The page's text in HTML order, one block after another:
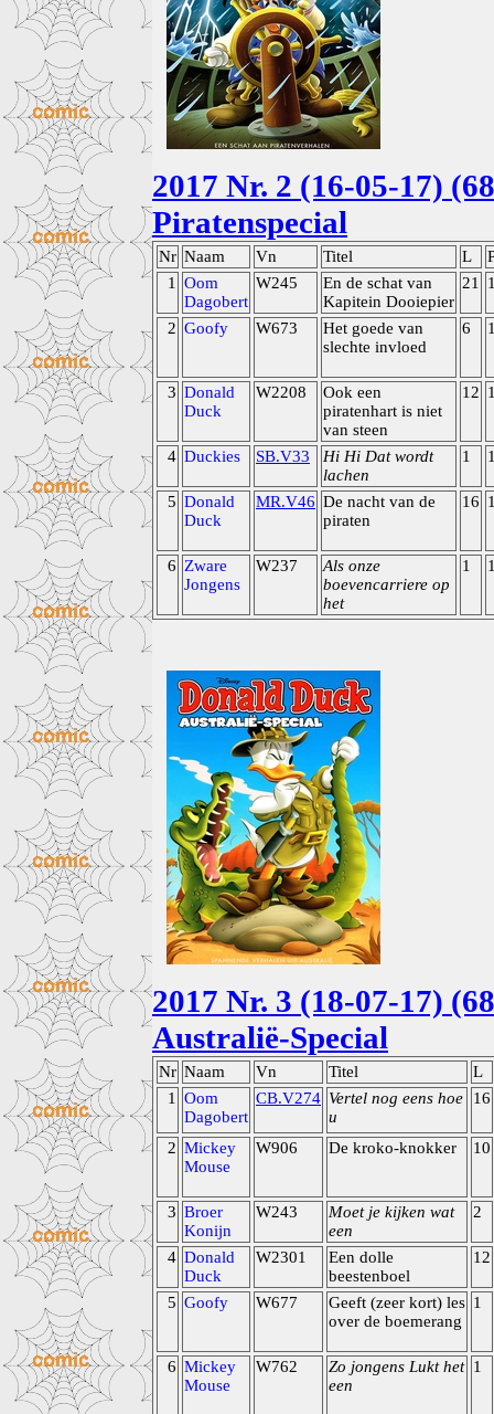
2017 Nr. 2 (16-05-17)
Piratenspecial
Nr Naam Vn Titel L
1
Oom
Dagobert
W245
En de schat van
Kapitein Dooiepier
21
2 Goofy W673
Het goede van
slechte invloed
6
3 Donald
Duck
W2208
Ook een
piratenhart is niet
van steen
12
4 Duckies SB.V33
Hi Hi Dat wordt
lachen
1
5 Donald
Duck
MR.V46 De nacht van de
piraten
16
6 Zware
Jongens
W237
Als onze
boevencarriere op
het
1
2017 Nr. 3 (18-07-17)
Australië-Special
Nr Naam Vn Titel
L
1
Oom
Dagobert
CB.V274 Vertel nog eens hoe
u
16
2 Mickey
Mouse
W906 De kroko-knokker 10
3 Broer
Konijn
W243
Moet je kijken wat
een
2
4 Donald
Duck
W2301
Een dolle
beestenboel
12
5 Goofy W677
Geeft (zeer kort) les
over de boemerang
1
6 Mickey
Mouse
W762
Zo jongens Lukt het
een
1